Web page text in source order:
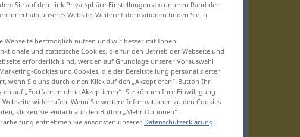
adelig → siehe „adlig“
Sie auf den Link Privatsphäre-Einstellungen am unteren Rand der
innerhalb unseres Website. Weitere Informationen finden Sie in
Webseite bestmöglich nutzen und wir besser mit Ihnen
und statistische Cookies, die für den Betrieb der Webseite und
erforderlich sind, werden auf Grundlage unserer Vorauswahl
Cookies und Cookies, die der Bereitstellung personalisierter
wenn Sie uns durch einen Klick auf den „Akzeptieren“-Button Ihr
auf „Fortfahren ohne Akzeptieren“. Sie können Ihre Einwilligung
widerrufen. Wenn Sie weitere Informationen zu den Cookies
klicken Sie einfach auf den Button „Mehr Optionen“.
entnehmen Sie ansonsten unserer Datenschutzerklärung.